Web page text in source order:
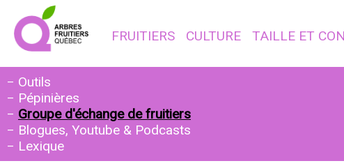
FRUITIERS CULTURE TAILLE ET
Outils
Pépinières
Groupe d'échange de fruitiers
Blogues, Youtube & Podcasts
Lexique